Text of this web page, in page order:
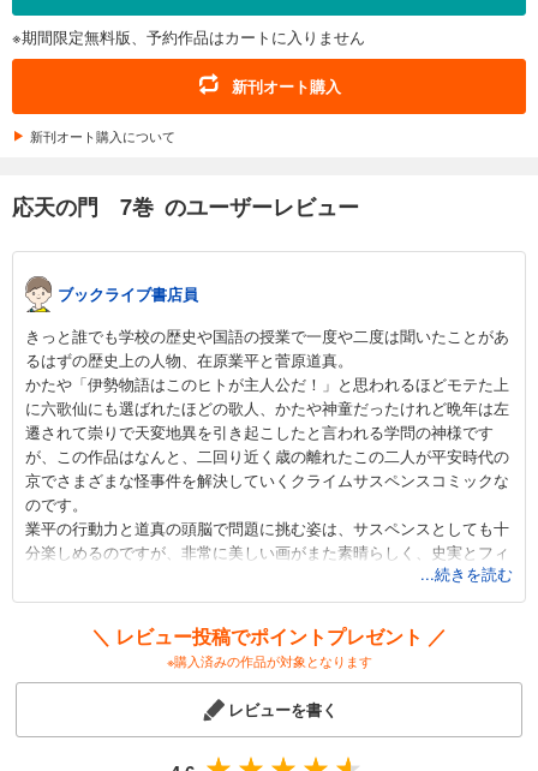
応天の門 12巻
円 (税込)
応天の門 13巻
704円 (税込)
あらすじを表示する
応天の門 14巻
704円 (税込)
カート
あらすじを表示する
応天の門 15巻
704円 (税込)
応天の門 16巻
※期間限定無料版、予約作品はカートに入りません
新刊オート購入
新刊オート購入について
応天の門 7巻 のユーザーレビュー
ブックライブ書店員
きっと誰でも学校の歴史や国語の授業で一度や二度は聞いたことがあ
るはずの歴史上の人物、在原業平と菅原道真。
かたや「伊勢物語はこのヒトが主人公だ！」と思われるほどモテた上
に六歌仙にも選ばれたほどの歌人、かたや神童だったけれど晩年は左
遷されて崇りで天変地異を引き起こしたと言われる学問の神様です
が、この作品はなんと、二回り近く歳の離れたこの二人が平安時代の
京でさまざまな怪事件を解決していくクライムサスペンスコミックな
のです。
業平の行動力と道真の頭脳で問題に挑む姿は、サスペンスとしても十
分楽しめるのですが、非常に美しい画がまた素晴らしく、史実とフィ
クションの絶妙な混ざり具合も先が気になる気持ちを盛り上げてくれ
ます。歴史好きの方にもそうでない方にもオススメです。
...続きを読む
＼ レビュー投稿でポイントプレゼント ／
※購入済みの作品が対象となります
レビューを書く